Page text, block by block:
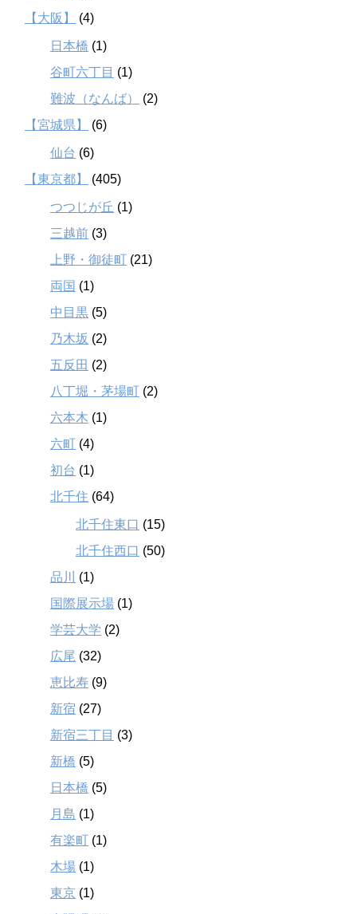
【大阪】
(4)
日本橋 (1)
谷町六丁目 (1)
難波（なんば）
(2)
【宮城県】
(6)
仙台 (6)
【東京都】
(405)
つつじが丘 (1)
三越前 (3)
上野・御徒町 (21)
両国 (1)
中目黒 (5)
乃木坂 (2)
五反田 (2)
八丁堀・茅場町 (2)
六本木 (1)
六町 (4)
初台 (1)
北千住 (64)
北千住東口 (15)
北千住西口 (50)
品川
(1)
国際展示場 (1)
学芸大学 (2)
広尾 (32)
恵比寿 (9)
新宿 (27)
新宿三丁目 (3)
新橋 (5)
日本橋 (5)
月島 (1)
有楽町 (1)
木場 (1)
東京 (1)